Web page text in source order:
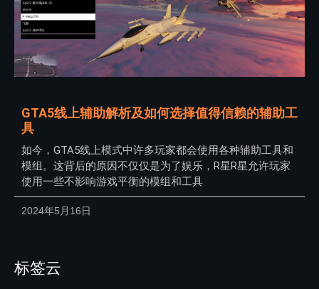
GTA5线上辅助解析及如何选择值得信赖的辅助工
具
如今，GTA5线上模式中许多玩家都会使用各种辅助工具和
模组。这背后的原因不仅仅是为了娱乐，R星R星允许玩家
使用一些不影响游戏平衡的模组和工具
2024年5月16日
标签云